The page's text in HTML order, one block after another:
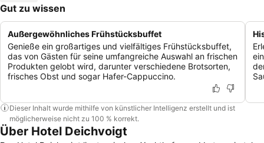
Gut zu wissen
Außergewöhnliches Frühstücksbuffet
Genieße ein großartiges und vielfältiges Frühstücksbuffet,
das von Gästen für seine umfangreiche Auswahl an frischen
Produkten gelobt wird, darunter verschiedene Brotsorten,
frisches Obst und sogar Hafer-Cappuccino.
Dieser Inhalt wurde mithilfe von künstlicher Intelligenz erstellt und ist
möglicherweise nicht zu 100 % korrekt.
Über Hotel Deichvoigt